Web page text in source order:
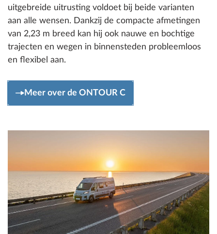
uitgebreide uitrusting voldoet bij beide varianten
aan alle wensen. Dankzij de compacte afmetingen
van 2,23 m breed kan hij ook nauwe en bochtige
trajecten en wegen in binnensteden probleemloos
en flexibel aan.
Meer over de ONTOUR C